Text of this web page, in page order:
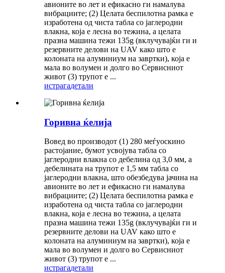
авионите во лет и ефикасно ги намалува
вибрациите; (2) Целата беспилотна рамка е
изработена од чиста табла со јаглеродни
влакна, која е лесна во тежина, а целата
празна машина тежи 135g (вклучувајќи ги и
резервните делови на UAV како што е
колоната на алуминиум на завртки), која е
мала во волумен и долго во Сервисниот
живот (3) трупот е ...
истрагадетали
Горивна ќелија
Вовед во производот (1) 280 меѓуоскино
растојание, бумот усвојува табла со
јаглеродни влакна со дебелина од 3,0 мм, а
дебелината на трупот е 1,5 мм табла со
јаглеродни влакна, што обезбедува јачина на
авионите во лет и ефикасно ги намалува
вибрациите; (2) Целата беспилотна рамка е
изработена од чиста табла со јаглеродни
влакна, која е лесна во тежина, а целата
празна машина тежи 135g (вклучувајќи ги и
резервните делови на UAV како што е
колоната на алуминиум на завртки), која е
мала во волумен и долго во Сервисниот
живот (3) трупот е ...
истрагадетали